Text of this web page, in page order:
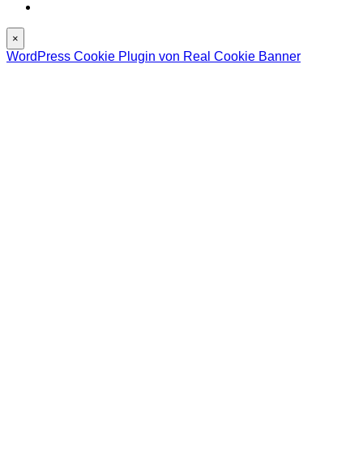
×
WordPress Cookie Plugin von Real Cookie Banner